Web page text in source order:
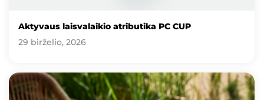
Aktyvaus laisvalaikio atributika PC CUP
29 birželio, 2026